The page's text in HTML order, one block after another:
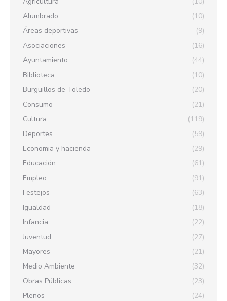
Alumbrado
(10)
Áreas deportivas
(9)
Asociaciones
(16)
Ayuntamiento
(44)
Biblioteca
(10)
Burguillos de Toledo
(20)
Consumo
(21)
Cultura
(119)
Deportes
(59)
Economia y hacienda
(29)
Educación
(61)
Empleo
(91)
Festejos
(63)
Igualdad
(18)
Infancia
(22)
Juventud
(27)
Mayores
(21)
Medio Ambiente
(32)
Obras Públicas
(23)
Plenos
(24)